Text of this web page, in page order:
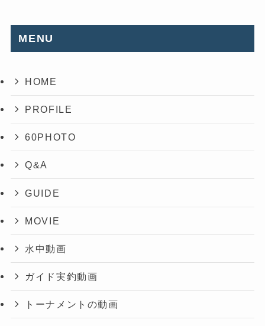
MENU
HOME
PROFILE
60PHOTO
Q&A
GUIDE
MOVIE
水中動画
ガイド実釣動画
トーナメントの動画